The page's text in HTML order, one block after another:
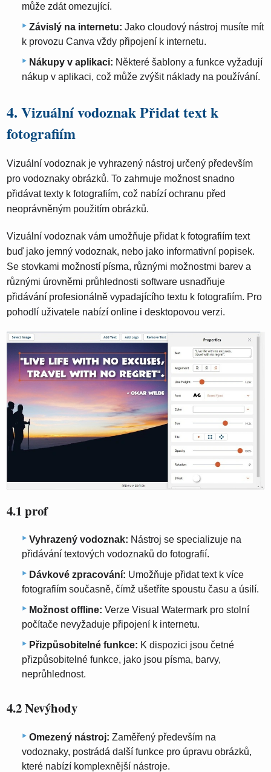
může zdát omezující.
Závislý na internetu: Jako cloudový nástroj musíte mít
k provozu Canva vždy připojení k internetu.
Nákupy v aplikaci: Některé šablony a funkce vyžadují
nákup v aplikaci, což může zvýšit náklady na používání.
4. Vizuální vodoznak Přidat text k
fotografiím
Vizuální vodoznak je vyhrazený nástroj určený především
pro vodoznaky obrázků. To zahrnuje možnost snadno
přidávat texty k fotografiím, což nabízí ochranu před
neoprávněným použitím obrázků.
Vizuální vodoznak vám umožňuje přidat k fotografiím text
buď jako jemný vodoznak, nebo jako informativní popisek.
Se stovkami možností písma, různými možnostmi barev a
různými úrovněmi průhlednosti software usnadňuje
přidávání profesionálně vypadajícího textu k fotografiím. Pro
pohodlí uživatele nabízí online i desktopovou verzi.
4.1 prof
Vyhrazený vodoznak: Nástroj se specializuje na
přidávání textových vodoznaků do fotografií.
Dávkové zpracování: Umožňuje přidat text k více
fotografiím současně, čímž ušetříte spoustu času a úsilí.
Možnost offline: Verze Visual Watermark pro stolní
počítače nevyžaduje připojení k internetu.
Přizpůsobitelné funkce: K dispozici jsou četné
přizpůsobitelné funkce, jako jsou písma, barvy,
neprůhlednost.
4.2 Nevýhody
Omezený nástroj: Zaměřený především na
vodoznaky, postrádá další funkce pro úpravu obrázků,
které nabízí komplexnější nástroje.